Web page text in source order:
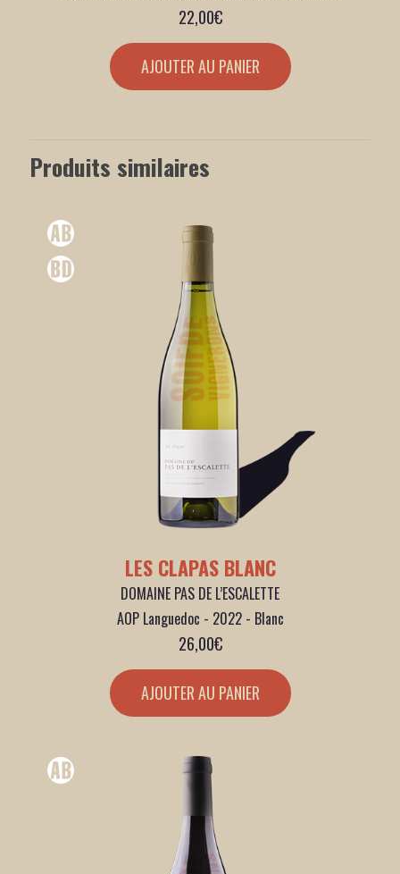
22,00€
AJOUTER AU PANIER
Produits similaires
LES CLAPAS BLANC
DOMAINE PAS DE L’ESCALETTE
AOP Languedoc - 2022 - Blanc
26,00€
AJOUTER AU PANIER